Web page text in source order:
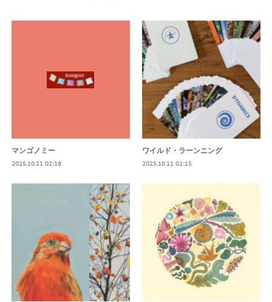
マンゴノミー
2025.10.11 02:18
ワイルド・ラーンニング
2025.10.11 02:15